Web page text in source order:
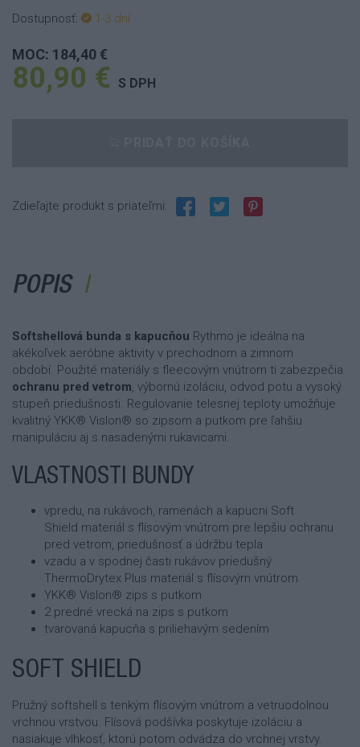
Dostupnosť: 1-3 dní
MOC: 184,40 €
80,90 € S DPH
Zdieľajte produkt s priateľmi:
POPIS
Softshellová bunda s kapucňou Rythmo je ideálna na
akékoľvek aeróbne aktivity v prechodnom a zimnom
období. Použité materiály s fleecovým vnútrom ti zabezpečia
ochranu pred vetrom, výbornú izoláciu, odvod potu a vysoký
stupeň priedušnosti. Regulovanie telesnej teploty umožňuje
kvalitný YKK® Vislon® so zipsom a putkom pre ľahšiu
manipuláciu aj s nasadenými rukavicami.
VLASTNOSTI BUNDY
vpredu, na rukávoch, ramenách a kapucni Soft
Shield materiál s flísovým vnútrom pre lepšiu ochranu
pred vetrom, priedušnosť a údržbu tepla
vzadu a v spodnej časti rukávov priedušný
ThermoDrytex Plus materiál s flísovým vnútrom
YKK® Vislon® zips s putkom
2 predné vrecká na zips s putkom
tvarovaná kapucňa s priliehavým sedením
SOFT SHIELD
Pružný softshell s tenkým flísovým vnútrom a vetruodolnou
vrchnou vrstvou. Flísová podšívka poskytuje izoláciu a
nasiakuje vlhkosť, ktorú potom odvádza do vrchnej vrstvy.